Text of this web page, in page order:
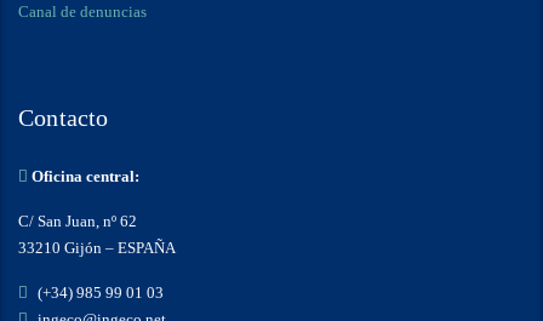
Canal de denuncias
Contacto
Oficina central:
C/ San Juan, nº 62
33210 Gijón – ESPAÑA
(+34) 985 99 01 03